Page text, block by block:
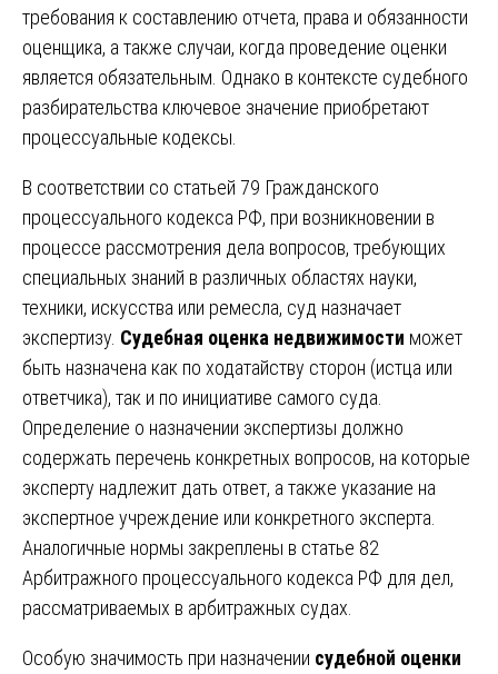
требования к составлению отчета, права и обязанности
оценщика, а также случаи, когда проведение оценки
является обязательным. Однако в контексте судебного
разбирательства ключевое значение приобретают
процессуальные кодексы.
В соответствии со статьей 79 Гражданского
процессуального кодекса РФ, при возникновении в
процессе рассмотрения дела вопросов, требующих
специальных знаний в различных областях науки,
техники, искусства или ремесла, суд назначает
экспертизу. Судебная оценка недвижимости может
быть назначена как по ходатайству сторон (истца или
ответчика), так и по инициативе самого суда.
Определение о назначении экспертизы должно
содержать перечень конкретных вопросов, на которые
эксперту надлежит дать ответ, а также указание на
экспертное учреждение или конкретного эксперта.
Аналогичные нормы закреплены в статье 82
Арбитражного процессуального кодекса РФ для дел,
рассматриваемых в арбитражных судах.
Особую значимость при назначении судебной оценки